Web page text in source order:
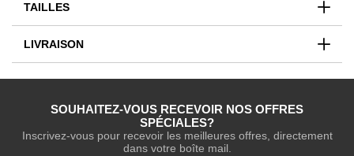
TAILLES
LIVRAISON
SOUHAITEZ-VOUS RECEVOIR NOS OFFRES
SPÉCIALES?
Inscrivez-vous pour recevoir les meilleures offres, directement
dans votre boîte mail.